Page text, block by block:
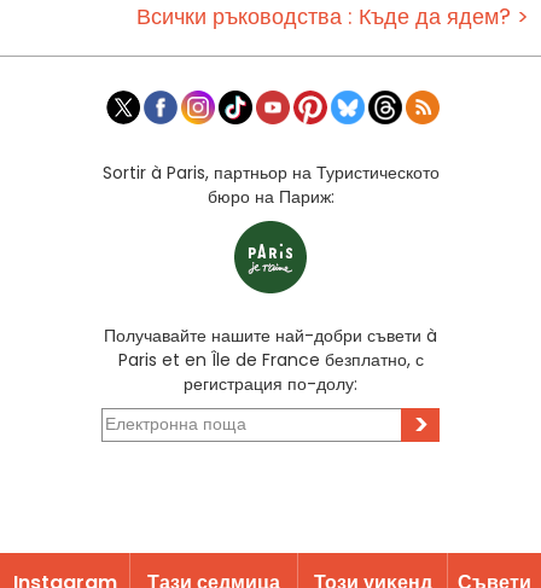
Всички ръководства : Къде да ядем? >
Sortir à Paris, партньор на Туристическото
бюро на Париж:
Получавайте нашите най-добри съвети à
Paris et en Île de France безплатно, с
регистрация по-долу:
>